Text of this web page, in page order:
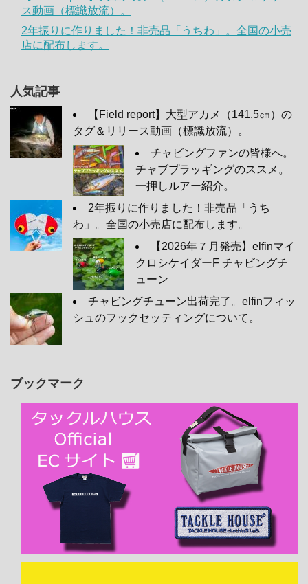
ス動画（標識放流）。
2年振りに作りました！非売品「うちわ」。全国の小売
店に配布します。
人気記事
【Field report】大型アカメ（141.5㎝）の
タグ＆リリース動画（標識放流）。
チャビングファンの皆様へ。
チャブプラッギングのススメ。
一押しルアー紹介。
2年振りに作りました！非売品「うち
わ」。全国の小売店に配布します。
【2026年７月発売】elfinマイ
クロシケイダーF チャビングチ
ューン
チャビングチューン出荷完了。elfinフィッ
シュのフックセッティングについて。
ブックマーク